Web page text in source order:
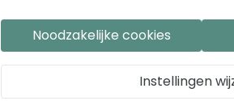
Noodzakelijke cookies
Instellingen